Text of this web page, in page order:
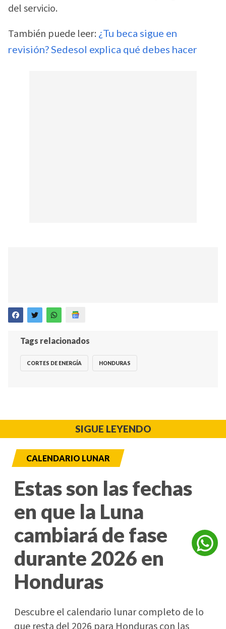
del servicio.
También puede leer: ¿Tu beca sigue en
revisión? Sedesol explica qué debes hacer
Tags relacionados
CORTES DE ENERGÍA HONDURAS
SIGUE LEYENDO
CALENDARIO LUNAR
Estas son las fechas
en que la Luna
cambiará de fase
durante 2026 en
Honduras
Descubre el calendario lunar completo de lo